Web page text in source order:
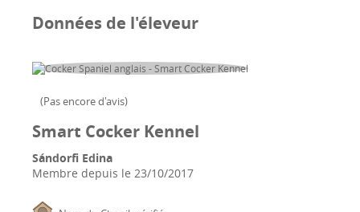
Données de l'éleveur
(Pas encore d'avis)
Smart Cocker Kennel
Sándorfi Edina
Membre depuis le 23/10/2017